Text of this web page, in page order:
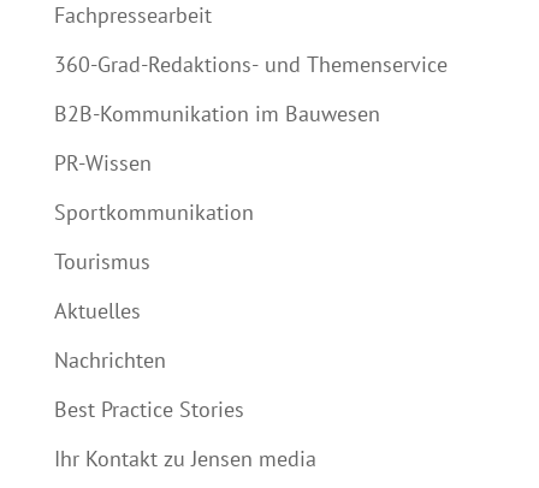
Fachpressearbeit
360-Grad-Redaktions- und Themenservice
B2B-Kommunikation im Bauwesen
PR-Wissen
Sportkommunikation
Tourismus
Aktuelles
Nachrichten
Best Practice Stories
Ihr Kontakt zu Jensen media